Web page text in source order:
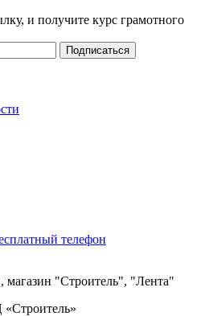
и получите курс грамотного
телефон
магазин "Строитель", "Лента"